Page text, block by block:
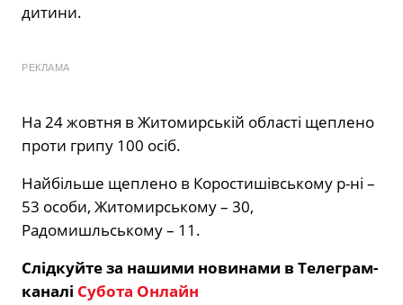
дитини.
РЕКЛАМА
На 24 жовтня в Житомирській області щеплено
проти грипу 100 осіб.
Найбільше щеплено в Коростишівському р-ні –
53 особи, Житомирському – 30,
Радомишльському – 11.
Слідкуйте за нашими новинами в Телеграм-
каналі Субота Онлайн